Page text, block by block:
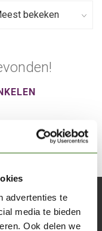
advertenties te
media te bieden
Ook delen we
acties